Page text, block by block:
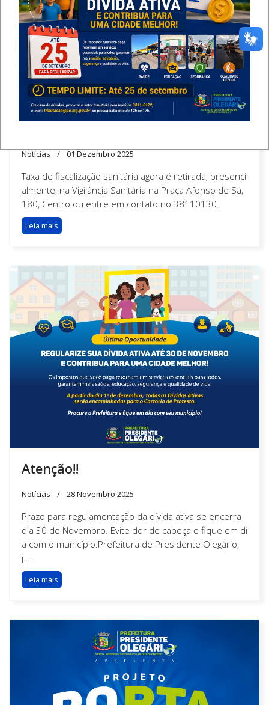
Destaque
EMISSÃO DA TAXA DE
Notícias 01 Dezembro 2025
Taxa de fiscalização sanitária agora é retirada, presenci
almente, na Vigilância Sanitária na Praça Afonso de Sá,
180, Centro ou entre em contato no 38110130.
Leia mais
Atenção!!
Notícias 28 Novembro 2025
Prazo para regulamentação da dívida ativa se encerra
dia 30 de Novembro. Evite dor de cabeça e fique em di
a com o município.Prefeitura de Presidente Olegário,
j...
Leia mais